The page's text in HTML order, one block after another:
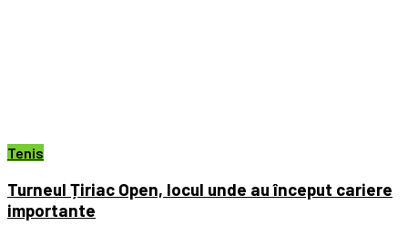
Tenis
Turneul Țiriac Open, locul unde au început cariere
importante